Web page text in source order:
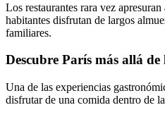
Los restaurantes rara vez
habitantes disfrutan de largos
familiares.
Descubre París más allá de
Una de las experiencias
disfrutar de una comida dentro de